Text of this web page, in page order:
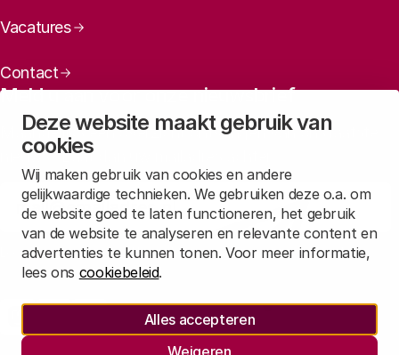
Deze website maakt gebruik van
cookies
Wij maken gebruik van cookies en andere
gelijkwaardige technieken. We gebruiken deze o.a. om
de website goed te laten functioneren, het gebruik
van de website te analyseren en relevante content en
advertenties te kunnen tonen. Voor meer informatie,
lees ons cookiebeleid.
Alles accepteren
Weigeren
Vacatures
Contact
Meld u aan voor onze nieuwsbrief
Maandelijks een overzicht ontvangen van ons laatste
nieuws? Laat dan uw mailadres achter.
Aanmelden
Lees inonze privacyverklaringhoe wij deze gegevens verwerken.
Sociale media
Rathenau Mastodon
Rathenau LinkedIn
Rathenau Instagram